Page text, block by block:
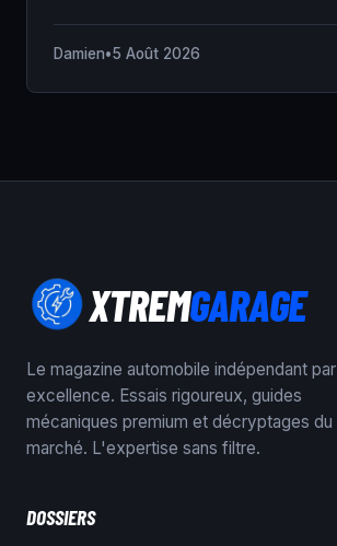
Damien•5 Août 2026
XTREMGARAGE
Le magazine automobile indépendant par
excellence. Essais rigoureux, guides
mécaniques premium et décryptages du
marché. L'expertise sans filtre.
DOSSIERS